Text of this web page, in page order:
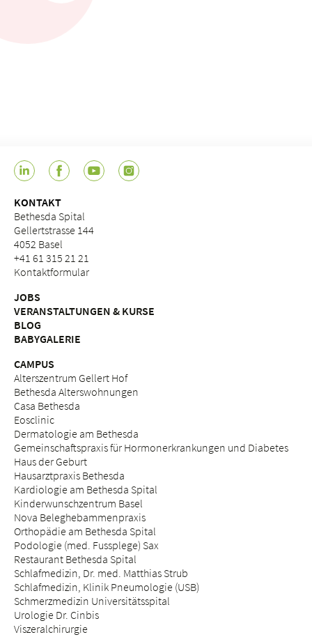
KONTAKT
Bethesda Spital
Gellertstrasse 144
4052 Basel
+41 61 315 21 21
Kontaktformular
JOBS
VERANSTALTUNGEN & KURSE
BLOG
BABYGALERIE
CAMPUS
Alterszentrum Gellert Hof
Bethesda Alterswohnungen
Casa Bethesda
Eosclinic
Dermatologie am Bethesda
Gemeinschaftspraxis für Hormonerkrankungen und Diabetes
Haus der Geburt
Hausarztpraxis Bethesda
Kardiologie am Bethesda Spital
Kinderwunschzentrum Basel
Nova Beleghebammenpraxis
Orthopädie am Bethesda Spital
Podologie (med. Fussplege) Sax
Restaurant Bethesda Spital
Schlafmedizin, Dr. med. Matthias Strub
Schlafmedizin, Klinik Pneumologie (USB)
Schmerzmedizin Universitätsspital
Urologie Dr. Cinbis
Viszeralchirurgie